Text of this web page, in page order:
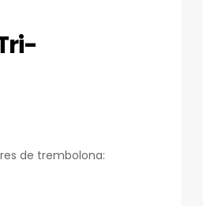
de trembolona: